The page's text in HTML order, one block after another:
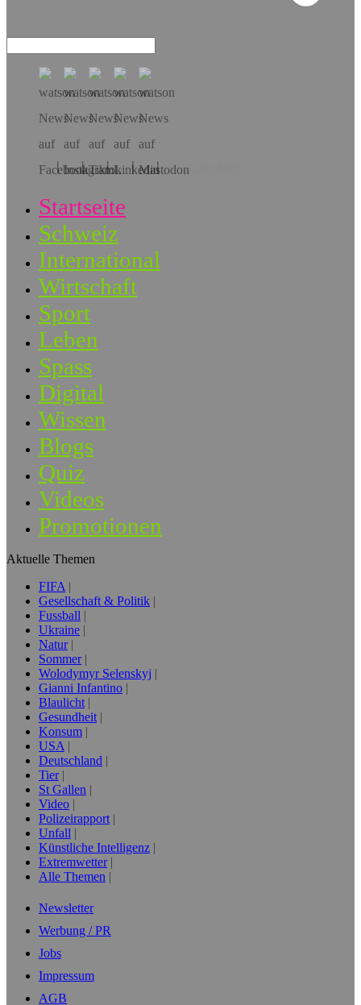
Hol dir die App!
Startseite
Schweiz
International
Wirtschaft
Sport
Leben
Spass
Digital
Wissen
Blogs
Quiz
Videos
Promotionen
Aktuelle Themen
FIFA
Gesellschaft & Politik
Fussball
Ukraine
Natur
Sommer
Wolodymyr Selenskyj
Gianni Infantino
Blaulicht
Gesundheit
Konsum
USA
Deutschland
Tier
St Gallen
Video
Polizeirapport
Unfall
Künstliche Intelligenz
Extremwetter
Alle Themen
Newsletter
Werbung / PR
Jobs
Impressum
AGB